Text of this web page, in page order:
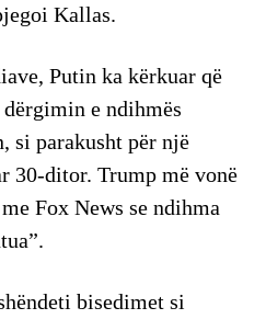
Kallas.
Putin ka kërkuar që
e ndihmës
si parakusht për një
30-ditor. Trump më vonë
Fox News se ndihma
bisedimet si